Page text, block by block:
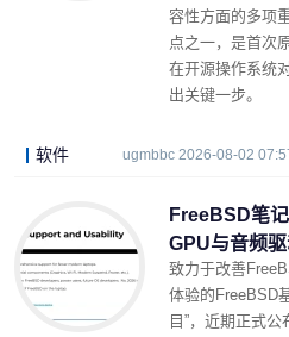
容性方面的多项
点之一，是首次
在开源操作系统
出关键一步。
软件 ugmbbc 2026-08-02
FreeBSD笔
GPU与音频
致力于改善
体验的FreeBSD
目”，近期正式公